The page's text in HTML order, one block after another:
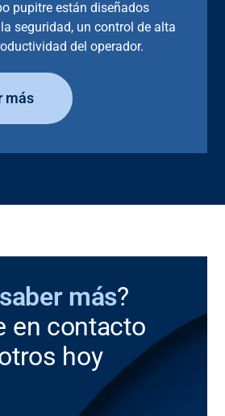
pupitre están diseñados
seguridad, un control de alta
del operador.
más
saber más?
en contacto
hoy